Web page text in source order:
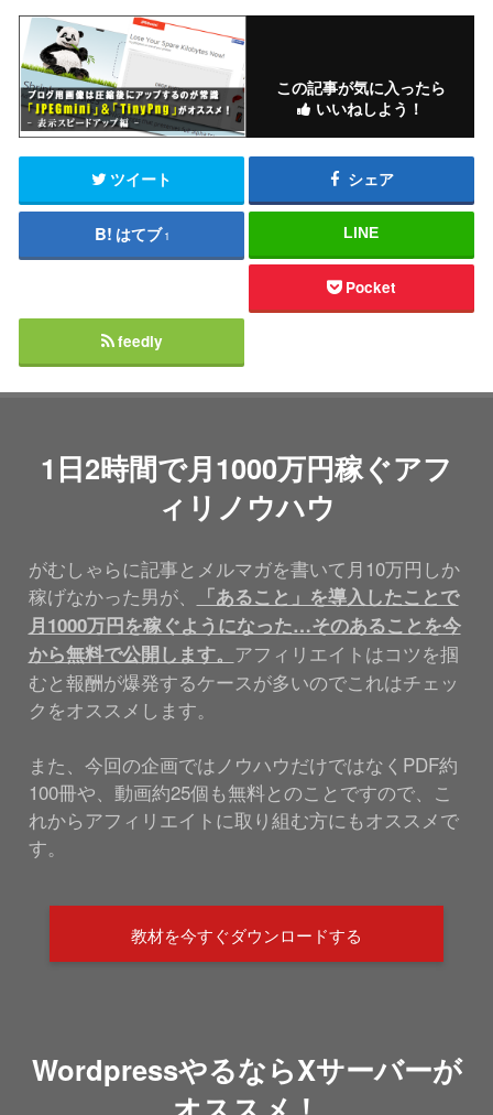
この記事が気に入ったら
いいねしよう！
ツイート シェア
はてブ1 LINE
Pocket
feedly
1日2時間で月1000万円稼ぐアフ
ィリノウハウ
がむしゃらに記事とメルマガを書いて月10万円しか
稼げなかった男が、
「あること」を導入したことで
月1000万円を稼ぐようになった…そのあることを今
から無料で公開します。 アフィリエイトはコツを掴
むと報酬が爆発するケースが多いのでこれはチェッ
クをオススメします。
また、今回の企画ではノウハウだけではなくPDF約
100冊や、動画約25個も無料とのことですので、こ
れからアフィリエイトに取り組む方にもオススメで
す。
教材を今すぐダウンロードする
WordpressやるならXサーバーが